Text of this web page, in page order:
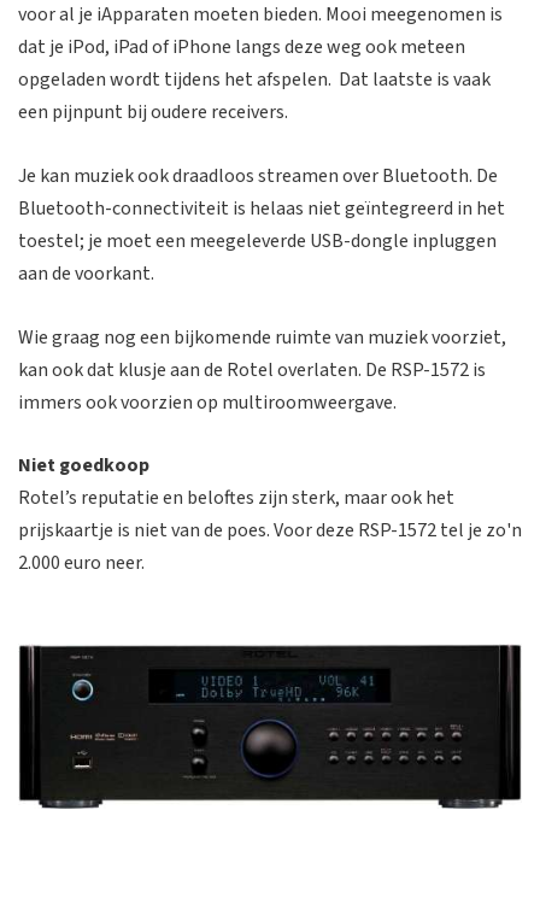
voor al je iApparaten moeten bieden. Mooi meegenomen is
dat je iPod, iPad of iPhone langs deze weg ook meteen
opgeladen wordt tijdens het afspelen. Dat laatste is vaak
een pijnpunt bij oudere receivers.
Je kan muziek ook draadloos streamen over Bluetooth. De
Bluetooth-connectiviteit is helaas niet geïntegreerd in het
toestel; je moet een meegeleverde USB-dongle inpluggen
aan de voorkant.
Wie graag nog een bijkomende ruimte van muziek voorziet,
kan ook dat klusje aan de Rotel overlaten. De RSP-1572 is
immers ook voorzien op multiroomweergave.
Niet goedkoop
Rotel’s reputatie en beloftes zijn sterk, maar ook het
prijskaartje is niet van de poes. Voor deze RSP-1572 tel je zo'n
2.000 euro neer.